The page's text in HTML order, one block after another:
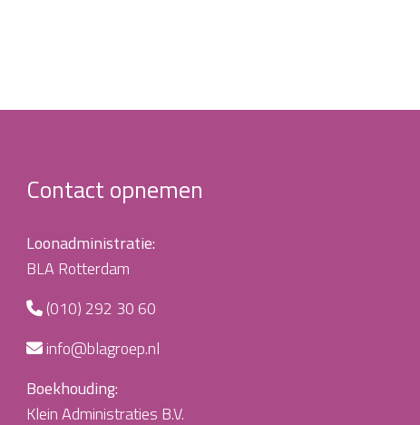
Contact opnemen
Loonadministratie:
BLA Rotterdam
(010) 292 30 60
info@blagroep.nl
Boekhouding:
Klein Administraties B.V.